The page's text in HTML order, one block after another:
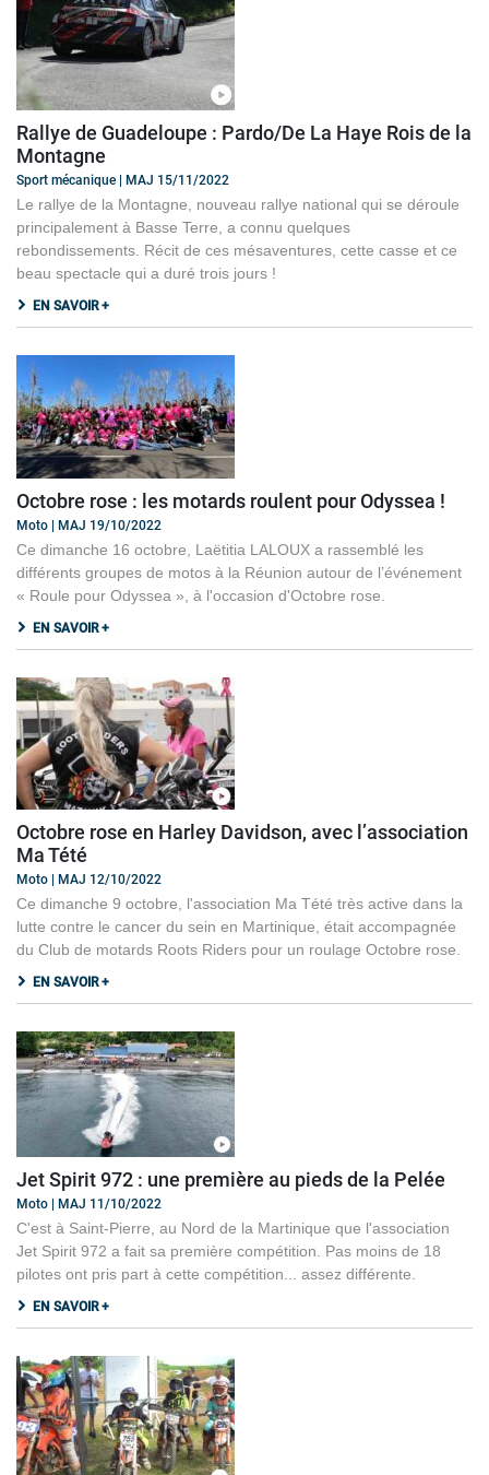
Rallye de Guadeloupe : Pardo/De La Haye Rois de la
Montagne
Sport mécanique | MAJ 15/11/2022
Le rallye de la Montagne, nouveau rallye national qui se déroule
principalement à Basse Terre, a connu quelques
rebondissements. Récit de ces mésaventures, cette casse et ce
beau spectacle qui a duré trois jours !
EN SAVOIR +
Octobre rose : les motards roulent pour Odyssea !
Moto | MAJ 19/10/2022
Ce dimanche 16 octobre, Laëtitia LALOUX a rassemblé les
différents groupes de motos à la Réunion autour de l’événement
« Roule pour Odyssea », à l'occasion d'Octobre rose.
EN SAVOIR +
Octobre rose en Harley Davidson, avec l’association
Ma Tété
Moto | MAJ 12/10/2022
Ce dimanche 9 octobre, l'association Ma Tété très active dans la
lutte contre le cancer du sein en Martinique, était accompagnée
du Club de motards Roots Riders pour un roulage Octobre rose.
EN SAVOIR +
Jet Spirit 972 : une première au pieds de la Pelée
Moto | MAJ 11/10/2022
C'est à Saint-Pierre, au Nord de la Martinique que l'association
Jet Spirit 972 a fait sa première compétition. Pas moins de 18
pilotes ont pris part à cette compétition... assez différente.
EN SAVOIR +